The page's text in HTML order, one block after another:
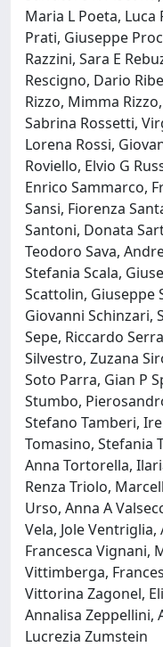
Maria L Poeta,
Prati, Giuseppe
Razzini, Sara E
Rescigno, Dario
Rizzo, Mimma
Sabrina Rossetti,
Lorena Rossi,
Roviello, Elvio G
Enrico Sammarco,
Sansi, Fiorenza
Santoni, Donata
Teodoro Sava,
Stefania Scala,
Scattolin, Giuseppe
Giovanni Schinzari,
Sepe, Riccardo
Silvestro, Zuzana
Soto Parra, Gian P
Stumbo,
Stefano Tamberi,
Tomasino, Stefania
Anna Tortorella,
Renza Triolo,
Urso, Anna A
Vela, Jole
Francesca Vignani,
Vittimberga,
Vittorina Zagonel,
Annalisa Zeppellini,
Lucrezia Zumstein